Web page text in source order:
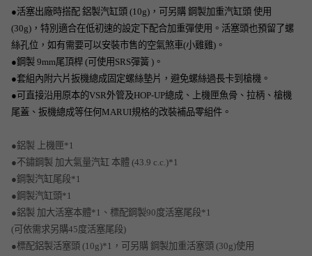
●活塞出廠時搭配 鋁製汽缸頭 (10g)，可另購 鋼製加重汽缸頭 使用
(30g)，特別適合在低初速的設定下配合加重彈使用。活塞頭也預留了螺
絲孔位，如有需要可以安裝市售的空氣煞車(小雞雞)。
●鋼製 9mm尾頂桿 (可使用SRS彈簧 )。
●套組內附六片扳機總成固定螺絲墊片，避免螺絲過長卡到槍機。
●可直接沿用原本的VSR外管及HOP-UP總成、上機匣魚骨、拉柄、槍機
尾蓋、扳機總成等任何MARUI規格的改裝補品零組件。
●鋁製 上機匣*1
●不鏽鋼製 加大氣量汽缸 本體 (43.9 c.c.)*1
●鋼製汽缸尾段*1
●鋼製汽缸頭*1
●鋁製 加大活塞本體*1、標配鋼製90度活塞尾段*1
(可依需求另購45度活塞尾段)
●標配鋁製活塞頭 (10g)*1，可另購 鋼製加重活塞頭 (30g)使用